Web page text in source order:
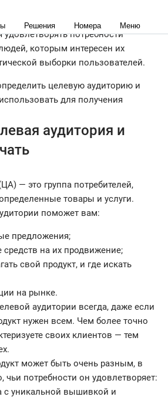
Решения Номера Меню
необходимо на любой
— от идеи до продвижения.
потребности
которым интересен их
выборки пользователей.
целевую аудиторию и
для получения
аудитория и
— это группа потребителей,
товары и услуги.
поможет вам:
предложения;
средств на их продвижение;
свой продукт, и где искать
на рынке.
аудитории всегда, даже если
нужен всем. Чем более точно
своих клиентов — тем
может быть очень разным, в
чьи потребности он удовлетворяет:
с уникальной вышивкой и